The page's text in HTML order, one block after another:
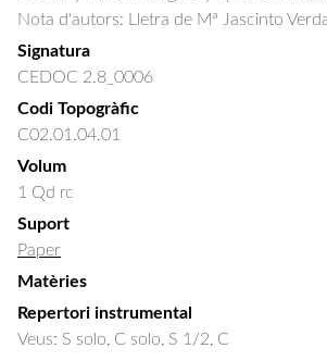
Nota d'autors: Lletra de Mª Jascinto
Signatura
CEDOC 2.8_0006
Codi Topogràfic
C02.01.04.01
Volum
1 Qd rc
Suport
Paper
Matèries
Repertori instrumental
Veus: S solo, C solo, S 1/2, C